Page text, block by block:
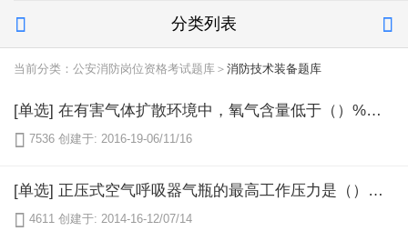
 分类列表 
当前分类：公安消防岗位资格考试题库＞ 消防技术装备题库
[单选] 在有害气体扩散环境中，氧气含量低于（）%时不能使用多用途滤毒罐。
 7536 创建于: 2016-19-06/11/16
[单选] 正压式空气呼吸器气瓶的最高工作压力是（）MPa。
 4611 创建于: 2014-16-12/07/14